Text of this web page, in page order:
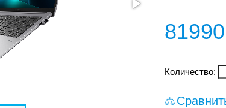
81990
Количество: